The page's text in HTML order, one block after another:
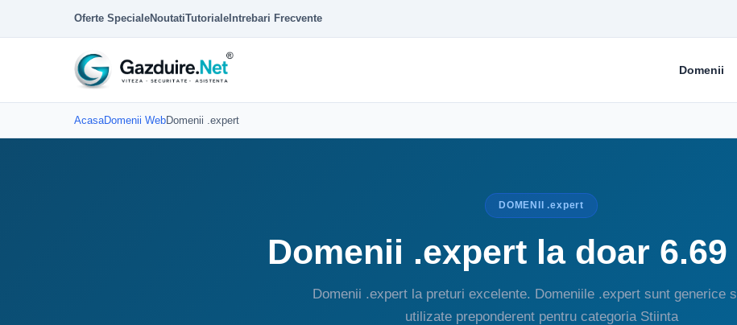
Oferte SpecialeNoutatiTutoriale Intrebari Frecvente
Domenii
AcasaDomenii WebDomenii .expert
DOMENII .expert
Domenii .expert la doar 6.69
Domenii .expert la preturi excelente. Domeniile .expert sunt generice
utilizate preponderent pentru categoria Stiinta